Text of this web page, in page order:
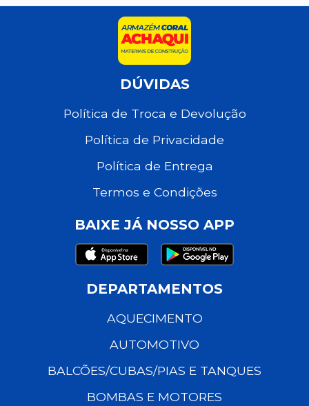
DÚVIDAS
Política de Troca e Devolução
Política de Privacidade
Política de Entrega
Termos e Condições
BAIXE JÁ NOSSO APP
DEPARTAMENTOS
AQUECIMENTO
AUTOMOTIVO
BALCÕES/CUBAS/PIAS E TANQUES
BOMBAS E MOTORES